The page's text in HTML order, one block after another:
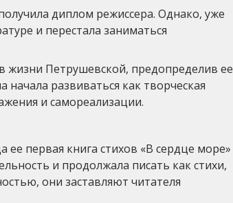
диплом режиссера. Однако, уже
и перестала заниматься
жизни Петрушевской, предопределив ее
развиваться как творческая
и самореализации.
ее первая книга стихов «В сердце море»
и продолжала писать как стихи,
они заставляют читателя